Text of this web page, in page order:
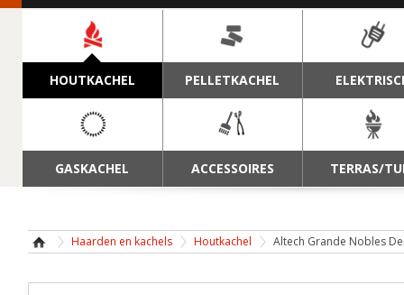
NAVIGATIE
HOUTKACHEL PELLETKACHEL
GASKACHEL ACCESSOIRES TERRAS/
Haarden en kachels Houtkachel Altech Grande Nobles